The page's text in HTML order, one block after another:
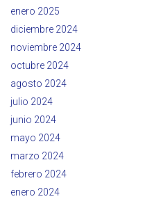
enero 2025
diciembre 2024
noviembre 2024
octubre 2024
agosto 2024
julio 2024
junio 2024
mayo 2024
marzo 2024
febrero 2024
enero 2024